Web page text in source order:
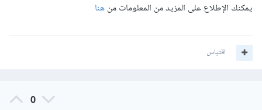
يمكنك الإطلاع على المزيد من المعلومات منهنا
اقتباس
0